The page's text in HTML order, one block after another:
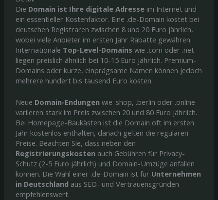
Die Domain ist Ihre digitale Adresseim Internet und
ein essentieller Kostenfaktor. Eine .de-Domain kostet bei
deutschen Registraren zwischen 8 und 20 Euro jährlich,
wobei viele Anbieter im ersten Jahr Rabatte gewähren.
Internationale Top-Level-Domains wie .com oder .net
liegen preislich ähnlich bei 10-15 Euro jährlich. Premium-
Domains oder kurze, einprägsame Namen können jedoch
mehrere hundert bis tausend Euro kosten.
Neue Domain-Endungen wie .shop, .berlin oder .online
variieren stark im Preis zwischen 20 und 80 Euro jährlich.
Bei Homepage-Baukästen ist die Domain oft im ersten
Jahr kostenlos enthalten, danach gelten die regulären
Preise. Beachten Sie, dass neben den
Registrierungskosten auch Gebühren für Privacy-
Schutz (2-5 Euro jährlich) und Domain-Umzüge anfallen
können. Die Wahl einer .de-Domain ist für Unternehmen
in Deutschland aus SEO- und Vertrauensgründen
empfehlenswert.